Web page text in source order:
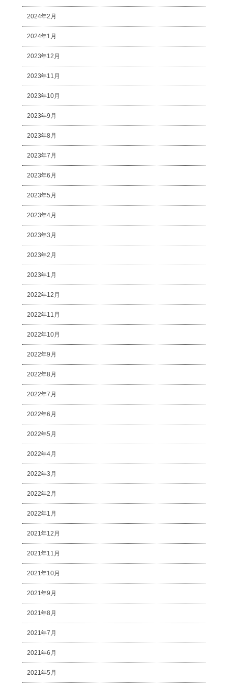
2024年2月
2024年1月
2023年12月
2023年11月
2023年10月
2023年9月
2023年8月
2023年7月
2023年6月
2023年5月
2023年4月
2023年3月
2023年2月
2023年1月
2022年12月
2022年11月
2022年10月
2022年9月
2022年8月
2022年7月
2022年6月
2022年5月
2022年4月
2022年3月
2022年2月
2022年1月
2021年12月
2021年11月
2021年10月
2021年9月
2021年8月
2021年7月
2021年6月
2021年5月